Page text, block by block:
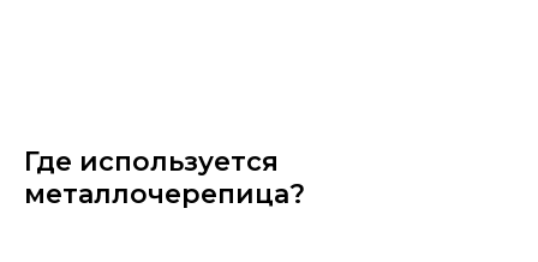
Где используется
металлочерепица?